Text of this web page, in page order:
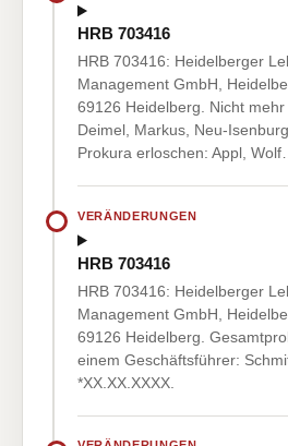
HRB 703416
HRB 703416: Heidelberger
Management GmbH,
69126 Heidelberg. Nicht
Deimel, Markus, Neu-
Prokura erloschen: Appl,
VERÄNDERUNGEN
HRB 703416
HRB 703416: Heidelberger
Management GmbH,
69126 Heidelberg.
einem Geschäftsführer:
*XX.XX.XXXX.